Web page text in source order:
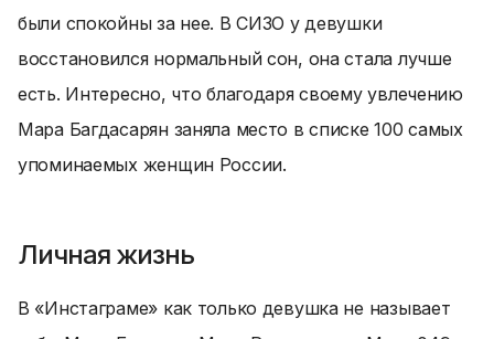
были спокойны за нее. В СИЗО у девушки
восстановился нормальный сон, она стала лучше
есть. Интересно, что благодаря своему увлечению
Мара Багдасарян заняла место в списке 100 самых
упоминаемых женщин России.
Личная жизнь
В «Инстаграме» как только девушка не называет